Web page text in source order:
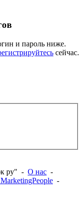
и пароль ниже.
сейчас.
ру" - О нас -
-